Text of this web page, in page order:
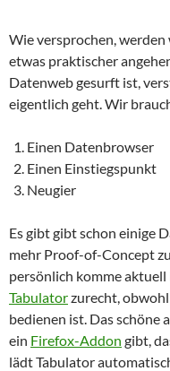
Wie versprochen, werden
etwas praktischer
Datenweb gesurft ist,
eigentlich geht. Wir
Einen Datenbrowser
Einen Einstiegspunkt
Neugier
Es gibt gibt schon einige
mehr Proof-of-Concept
persönlich komme
Tabulatorzurecht,
bedienen ist. Das schöne
ein Firefox-Addon gibt,
lädt Tabulator